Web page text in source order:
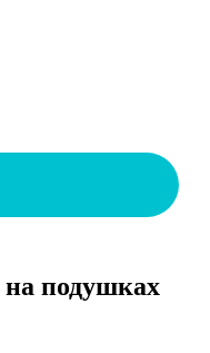
на подушках